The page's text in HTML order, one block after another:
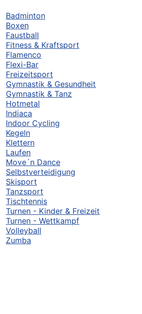
Badminton
Boxen
Faustball
Fitness & Kraftsport
Flamenco
Flexi-Bar
Freizeitsport
Gymnastik & Gesundheit
Gymnastik & Tanz
Hotmetal
Indiaca
Indoor Cycling
Kegeln
Klettern
Laufen
Move´n Dance
Selbstverteidigung
Skisport
Tanzsport
Tischtennis
Turnen - Kinder & Freizeit
Turnen - Wettkampf
Volleyball
Zumba